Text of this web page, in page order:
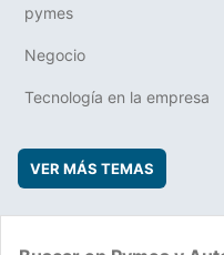
pymes
Negocio
Tecnología en la empresa
VER MÁS TEMAS